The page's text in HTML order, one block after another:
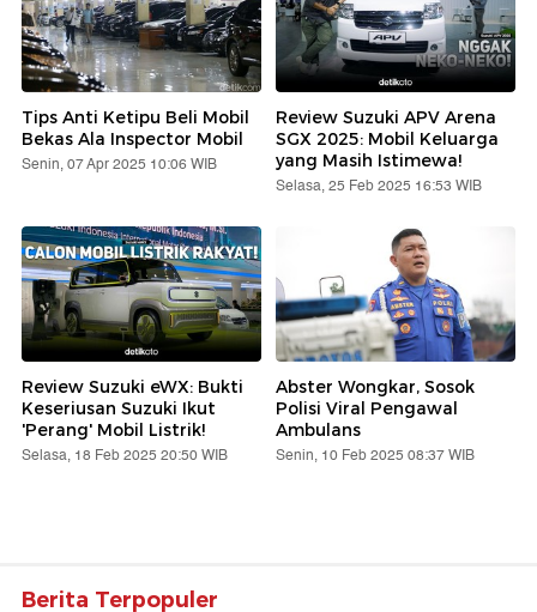
Tips Anti Ketipu Beli Mobil
Bekas Ala Inspector Mobil
Senin, 07 Apr 2025 10:06 WIB
Review Suzuki APV Arena
SGX 2025: Mobil Keluarga
yang Masih Istimewa!
Selasa, 25 Feb 2025 16:53 WIB
Review Suzuki eWX: Bukti
Keseriusan Suzuki Ikut
'Perang' Mobil Listrik!
Selasa, 18 Feb 2025 20:50 WIB
Abster Wongkar, Sosok
Polisi Viral Pengawal
Ambulans
Senin, 10 Feb 2025 08:37 WIB
Berita Terpopuler